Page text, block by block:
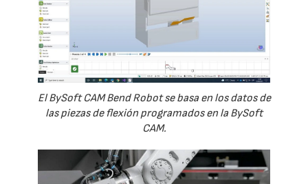
El BySoft CAM Bend Robot se basa en los datos de
las piezas de flexión programados en la BySoft
CAM.